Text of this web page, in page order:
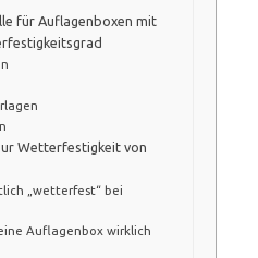
für Auflagenboxen mit
Wetterfestigkeit von
„wetterfest“ bei
Auflagenbox wirklich